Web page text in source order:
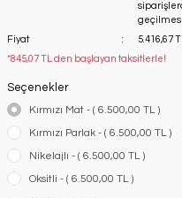
Fiyat
5.416,67
*845,07 TL den başlayan taksitlerle!
Seçenekler
Kırmızı Mat - ( 6.500,00 TL )
Kırmızı Parlak - ( 6.500,00 TL )
Nikelajlı - ( 6.500,00 TL )
Oksitli - ( 6.500,00 TL )